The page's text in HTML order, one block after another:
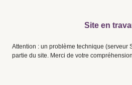
Site en
Attention : un problème technique (serveur
partie du site. Merci de votre compréhension.